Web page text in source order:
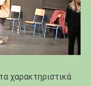
χαρακτηριστικά